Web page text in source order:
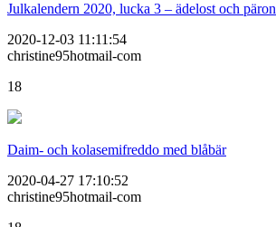
Julkalendern 2020, lucka 3 – ädelost och päron
2020-12-03 11:11:54
christine95hotmail-com
18
Daim- och kolasemifreddo med blåbär
2020-04-27 17:10:52
christine95hotmail-com